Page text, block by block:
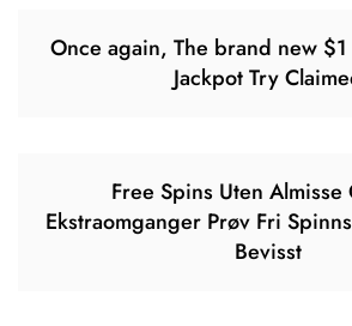
Once again, The brand new
Jackpot Try
Free Spins Uten
Ekstraomganger Prøv Fri
Bevisst